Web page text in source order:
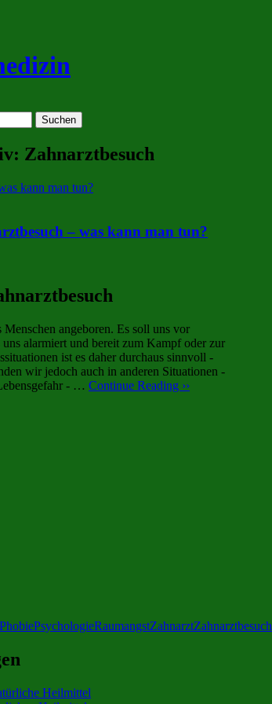
Zahnarztbesuch
– was kann man tun?
angeboren. Es soll uns vor
alarmiert und bereit zum Kampf oder zur
ist es daher durchaus sinnvoll -
wir jedoch auch in anderen Situationen -
- … Continue Reading ››
PhobiePsychologieRaumangstZahnarztZahnarztbesuch
Heilmittel